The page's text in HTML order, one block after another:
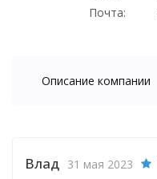
Почта:
Описание компании
Влад 31 мая 2023